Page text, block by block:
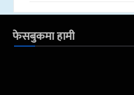
फेसबुकमा हामी